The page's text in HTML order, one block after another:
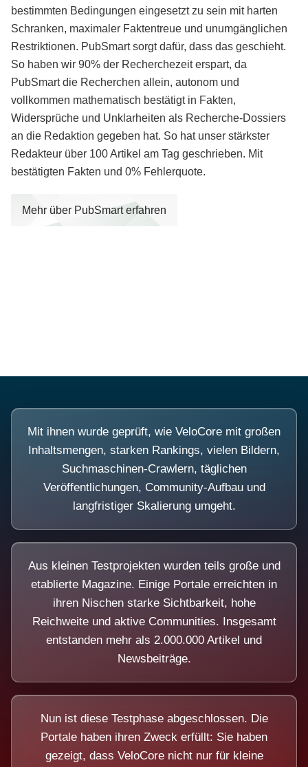
bestimmten Bedingungen eingesetzt zu sein mit harten
Schranken, maximaler Faktentreue und unumgänglichen
Restriktionen. PubSmart sorgt dafür, dass das geschieht.
So haben wir 90% der Recherchezeit erspart, da
PubSmart die Recherchen allein, autonom und
vollkommen mathematisch bestätigt in Fakten,
Widersprüche und Unklarheiten als Recherche-Dossiers
an die Redaktion gegeben hat. So hat unser stärkster
Redakteur über 100 Artikel am Tag geschrieben. Mit
bestätigten Fakten und 0% Fehlerquote.
Mehr über PubSmart erfahren
Mit ihnen wurde geprüft, wie VeloCore mit großen
Inhaltsmengen, starken Rankings, vielen Bildern,
Suchmaschinen-Crawlern, täglichen
Veröffentlichungen, Community-Aufbau und
langfristiger Skalierung umgeht.
Aus kleinen Testprojekten wurden teils große und
etablierte Magazine. Einige Portale erreichten in
ihren Nischen starke Sichtbarkeit, hohe
Reichweite und aktive Communities. Insgesamt
entstanden mehr als 2.000.000 Artikel und
Newsbeiträge.
Nun ist diese Testphase abgeschlossen. Die
Portale haben ihren Zweck erfüllt: Sie haben
gezeigt, dass VeloCore nicht nur für kleine